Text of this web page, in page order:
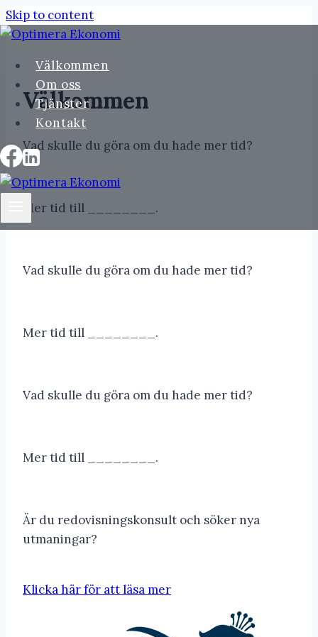
Skip to content
Välkommen
Om oss
Tjänster
Kontakt
Välkommen
Vad skulle du göra om du hade mer tid?
Mer tid till ________.
Vad skulle du göra om du hade mer tid?
Mer tid till ________.
Vad skulle du göra om du hade mer tid?
Mer tid till ________.
Är du redovisningskonsult och söker nya
utmaningar?
Klicka här för att läsa mer